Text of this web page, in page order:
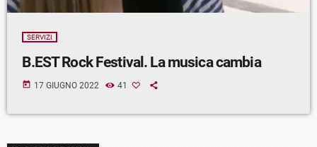
SERVIZI
B.EST Rock Festival. La musica cambia
today 17 GIUGNO 2022 41